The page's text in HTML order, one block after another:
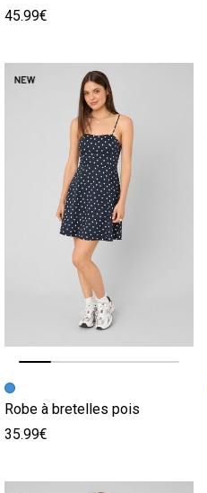
45.99€
Image précédente
Image suivante
Robe à bretelles pois
35.99€